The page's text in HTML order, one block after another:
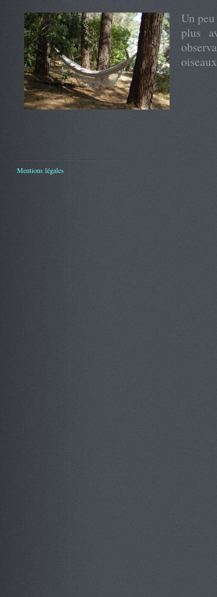
Un
plus
Mentions légales